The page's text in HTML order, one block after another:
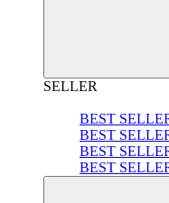
SELLER
BEST
BEST
BEST
BEST